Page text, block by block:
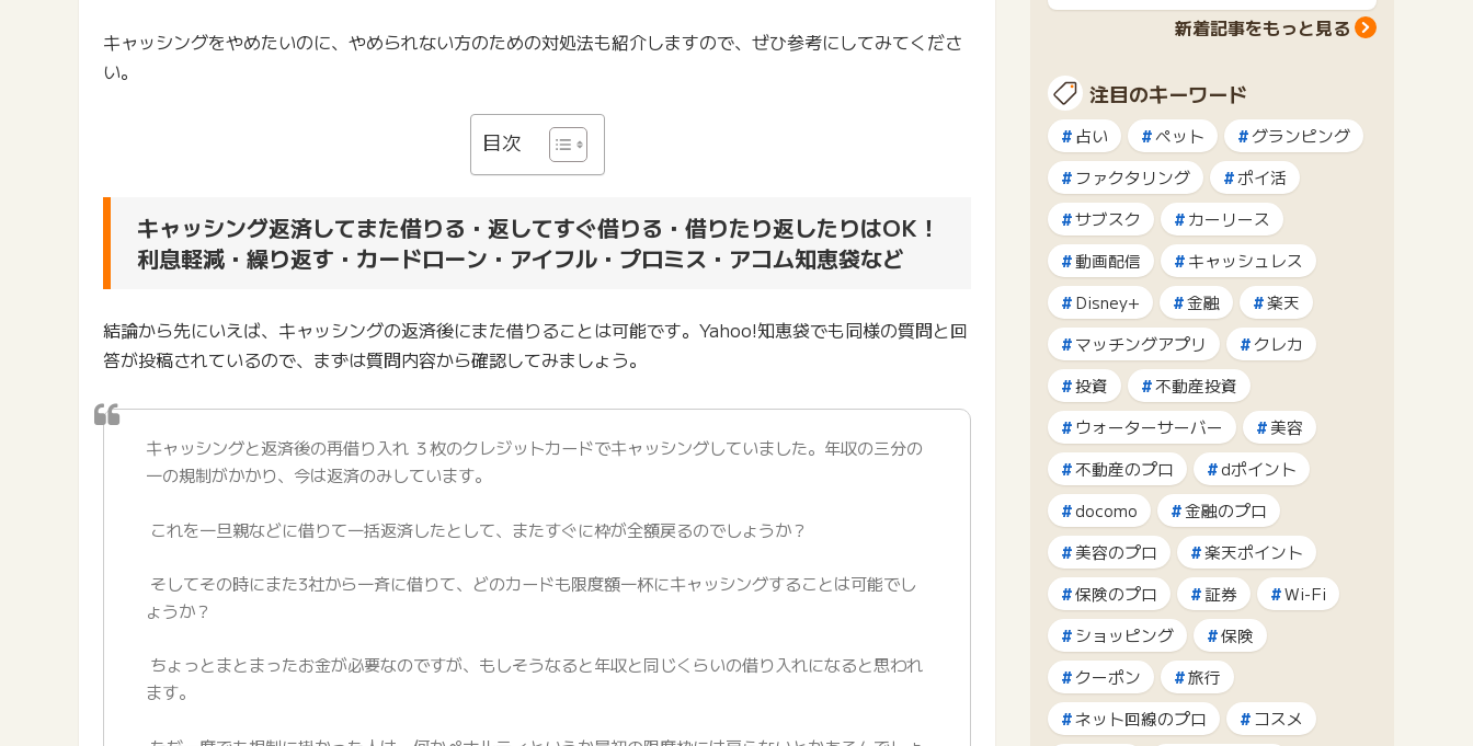
キャッシングをやめたいのに、やめられない方のための対処法も紹介しますので、ぜひ参考にしてみてくださ
い。
目次
キャッシング返済してまた借りる・返してすぐ借りる・借りたり返したりはOK！
利息軽減・繰り返す・カードローン・アイフル・プロミス・アコム知恵袋など
結論から先にいえば、キャッシングの返済後にまた借りることは可能です。Yahoo!知恵袋でも同様の質問と回
答が投稿されているので、まずは質問内容から確認してみましょう。
キャッシングと返済後の再借り入れ ３枚のクレジットカードでキャッシングしていました。年収の三分の
一の規制がかかり、今は返済のみしています。
これを一旦親などに借りて一括返済したとして、またすぐに枠が全額戻るのでしょうか？
そしてその時にまた3社から一斉に借りて、どのカードも限度額一杯にキャッシングすることは可能でし
ょうか？
ちょっとまとまったお金が必要なのですが、もしそうなると年収と同じくらいの借り入れになると思われ
ます。
新着記事をもっと見る
注目のキーワード
占い ペット
グランピング
ファクタリング
ポイ活
サブスク
カーリース
動画配信
キャッシュレス
Disney+
金融
楽天
マッチングアプリ
クレカ
投資
不動産投資
ウォーターサーバー
美容
不動産のプロ
dポイント
docomo
金融のプロ
美容のプロ
楽天ポイント
保険のプロ
証券
Wi-Fi
ショッピング
保険
クーポン
旅行
ネット回線のプロ
コスメ